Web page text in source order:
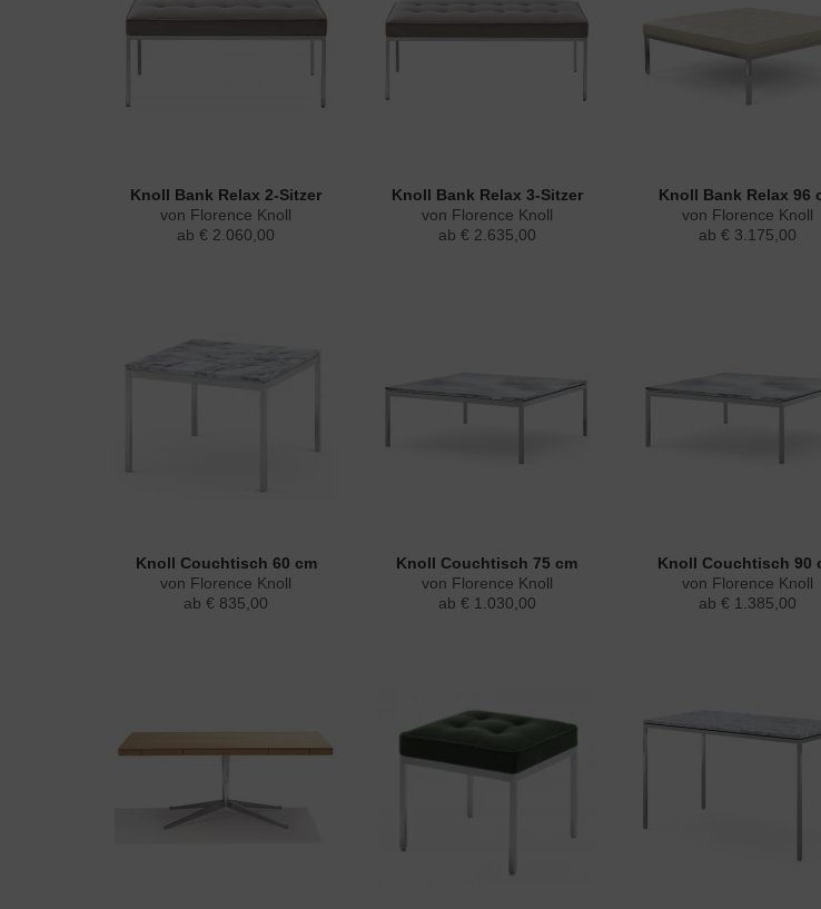
Knoll Bank Relax 2-Sitzer
von Florence Knoll
ab € 2.060,00
Knoll Bank Relax 3-Sitzer
von Florence Knoll
ab € 2.635,00
Knoll Bank Relax 96
von Florence Knoll
ab € 3.175,00
Knoll Couchtisch 60 cm
von Florence Knoll
ab € 835,00
Knoll Couchtisch 75 cm
von Florence Knoll
ab € 1.030,00
Knoll Couchtisch 90
von Florence Knoll
ab € 1.385,00